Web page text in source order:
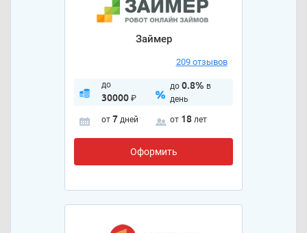
Займер
209 отзывов
до
30000₽
до 0.8% в
день
от 7 дней от 18 лет
Оформить